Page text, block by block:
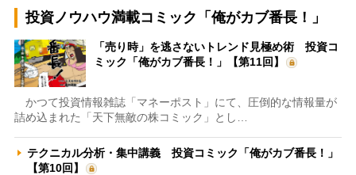
投資ノウハウ満載コミック「俺がカブ番長！」
「売り時」を逃さないトレンド見極め術 投資コ
ミック「俺がカブ番長！」【第11回】
かつて投資情報雑誌「マネーポスト」にて、圧倒的な情報量が
詰め込まれた「天下無敵の株コミック」とし…
テクニカル分析・集中講義 投資コミック「俺がカブ番長！」
【第10回】